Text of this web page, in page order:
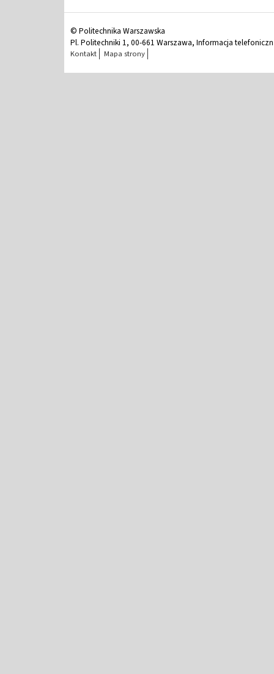
© Politechnika Warszawska
Pl. Politechniki 1, 00-661 Warszawa, Informacja
Kontakt Mapa strony